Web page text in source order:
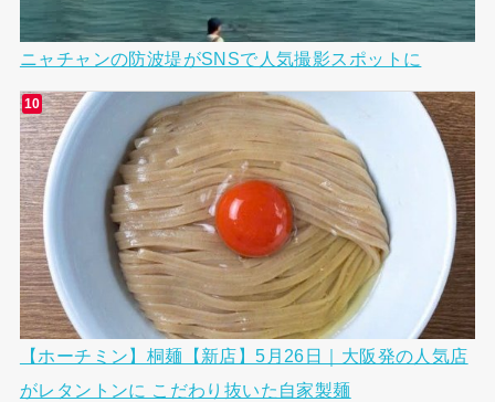
ニャチャンの防波堤がSNSで人気撮影スポットに
【ホーチミン】桐麺【新店】5月26日｜大阪発の人気店
がレタントンに こだわり抜いた自家製麺